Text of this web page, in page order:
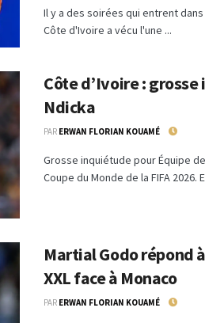
Il y a des soirées qui entrent
Côte d'Ivoire a vécu l'une ...
Côte d’Ivoire :
Ndicka
PAR ERWAN FLORIAN KOUAMÉ
Grosse inquiétude pour Équipe
Coupe du Monde de la FIFA 2026.
Martial Godo répond
XXL face à Monaco
PAR ERWAN FLORIAN KOUAMÉ